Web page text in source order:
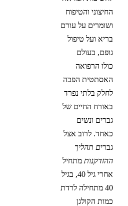
החיצוני והטיפוח
ושומרים על עורם
בריא ועל טיפול
גופם, בעולם
כולו הרפואה
האסתטית הפכה
לחלק בלתי נפרד
באורח החיים של
גברים ונשים
כאחד. לרוב אצל
גברים תהליך
ההזדקנות מתחיל
אחרי גיל 40, בגיל
40 מתחילה לרדת
כמות הקולגן